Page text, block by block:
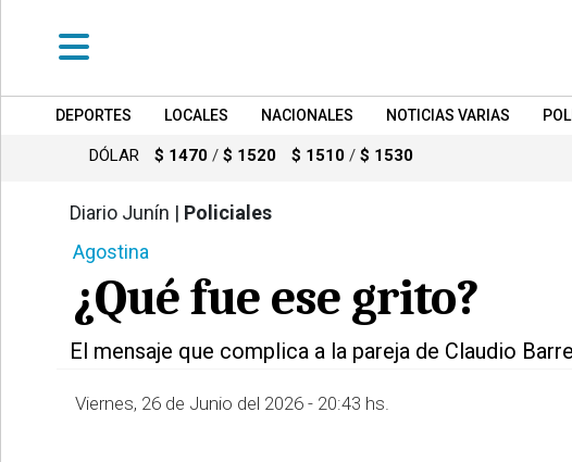
DEPORTES
LOCALES
DEPORTES LOCALES NACIONALES NOTICIAS VARIAS
DÓLAR $ 1470 / $ 1520 $ 1510 / $ 1530
Diario Junín | Policiales
Agostina
¿Qué fue ese grito?
El mensaje que complica a la pareja de Claudio
Viernes, 26 de Junio del 2026 - 20:43 hs.